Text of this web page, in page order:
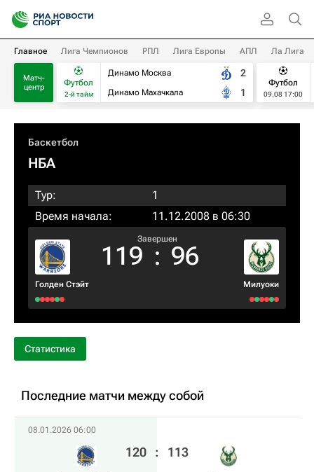
Главное Лига Чемпионов РПЛ Лига Европы АПЛ Ла Лига
Матч-
центр
Футбол
2-й тайм
Динамо Москва
Динамо Махачкала
2
1
Футбол
09.08 17:00
Баскетбол
НБА
Тур:
1
Время начала:
11.12.2008 в 06:30
Голден Стэйт
Завершен
119 : 96
Милуоки
Статистика
Последние матчи между собой
08.01.2026 06:00
120 : 113